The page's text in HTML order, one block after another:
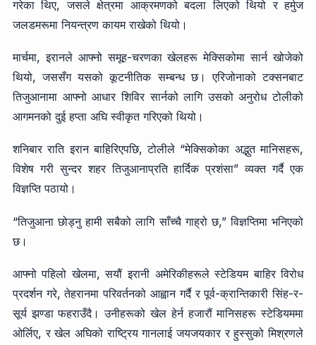
गरेका थिए, जसले क्षेत्रमा आक्रमणको बदला लिएको थियो र हर्मुज
जलडमरूमा नियन्त्रण कायम राखेको थियो।
मार्चमा, इरानले आफ्नो समूह-चरणका खेलहरू मेक्सिकोमा सार्न खोजेको
थियो, जससँग यसको कूटनीतिक सम्बन्ध छ। एरिजोनाको टक्सनबाट
तिजुआनामा आफ्नो आधार शिविर सार्नको लागि उसको अनुरोध टोलीको
आगमनको दुई हप्ता अघि स्वीकृत गरिएको थियो।
शनिबार राति इरान बाहिरिएपछि, टोलीले “मेक्सिकोका अद्भुत मानिसहरू,
विशेष गरी सुन्दर शहर तिजुआनाप्रति हार्दिक प्रशंसा” व्यक्त गर्दै एक
विज्ञप्ति पठायो।
“तिजुआना छोड्नु हामी सबैको लागि साँच्चै गाह्रो छ,” विज्ञप्तिमा भनिएको
छ।
आफ्नो पहिलो खेलमा, सयौं इरानी अमेरिकीहरूले स्टेडियम बाहिर विरोध
प्रदर्शन गरे, तेहरानमा परिवर्तनको आह्वान गर्दै र पूर्व-क्रान्तिकारी सिंह-र-
सूर्य झण्डा फहराउँदै। उनीहरूको खेल हेर्न हजारौं मानिसहरू स्टेडियममा
ओर्लिए, र खेल अघिको राष्ट्रिय गानलाई जयजयकार र हुस्सुको मिश्रणले